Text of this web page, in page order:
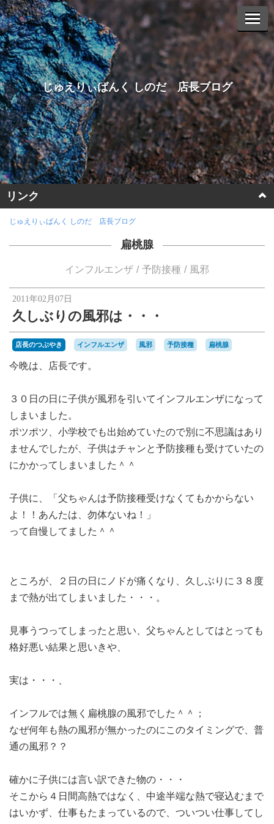
じゅえりぃばんく しのだ 店長ブログ
リンク
ホームページに戻る
ヤフーオークションへ
楽天オークションへ
じゅえりぃばんく しのだ 店長ブログ
扁桃腺
インフルエンザ 予防接種 風邪
2011年02月07日
久しぶりの風邪は・・・
店長のつぶやき インフルエンザ 風邪 予防接種 扁桃腺
今晩は、店長です。
３０日の日に子供が風邪を引いてインフルエンザになって
しまいました。
ポツポツ、小学校でも出始めていたので別に不思議はあり
ませんでしたが、子供はチャンと予防接種も受けていたの
にかかってしまいました＾＾
子供に、「父ちゃんは予防接種受けなくてもかからない
よ！！あんたは、勿体ないね！」
って自慢してました＾＾
ところが、２日の日にノドが痛くなり、久しぶりに３８度
まで熱が出てしまいました・・・。
見事うつってしまったと思い、父ちゃんとしてはとっても
格好悪い結果と思いきや、
実は・・・、
インフルでは無く扁桃腺の風邪でした＾＾；
なぜ何年も熱の風邪が無かったのにこのタイミングで、普
通の風邪？？
確かに子供には言い訳できた物の・・・
そこから４日間高熱ではなく、中途半端な熱で寝込むまで
はいかず、仕事もたまっているので、ついつい仕事してし